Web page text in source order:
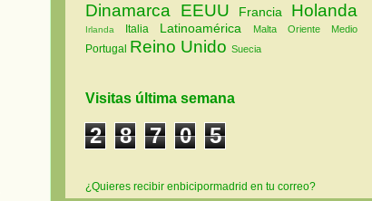
Dinamarca EEUU Francia Holanda
Irlanda Italia Latinoamérica Malta Oriente Medio
Portugal Reino Unido Suecia
Visitas última semana
2 8 7 0 5
¿Quieres recibir enbicipormadrid en tu correo?